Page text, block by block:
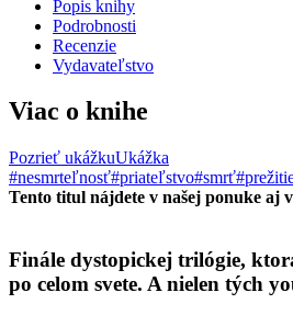
Popis knihy
Podrobnosti
Recenzie
Vydavateľstvo
Viac o knihe
Pozrieť ukážkuUkážka
#nesmrteľnosť#priateľstvo#smrť
Tento titul nájdete v našej ponuke aj v
Finále dystopickej trilógie,
po celom svete. A nielen tých